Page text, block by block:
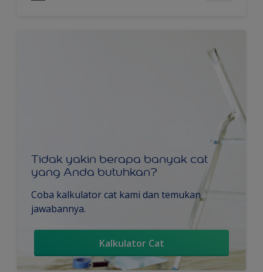
Tidak yakin berapa banyak cat
yang Anda butuhkan?
Coba kalkulator cat kami dan temukan
jawabannya.
Kalkulator Cat